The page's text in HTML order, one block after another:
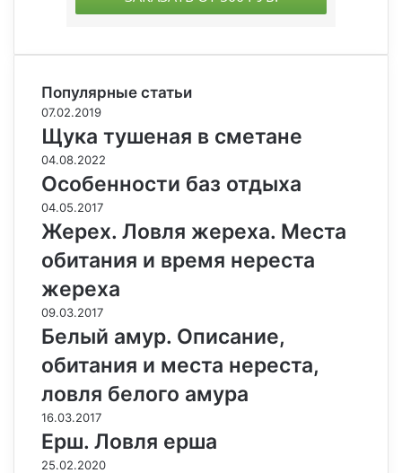
Популярные статьи
07.02.2019
Щука тушеная в сметане
04.08.2022
Особенности баз отдыха
04.05.2017
Жерех. Ловля жереха. Места
обитания и время нереста
жереха
09.03.2017
Белый амур. Описание,
обитания и места нереста,
ловля белого амура
16.03.2017
Ерш. Ловля ерша
25.02.2020